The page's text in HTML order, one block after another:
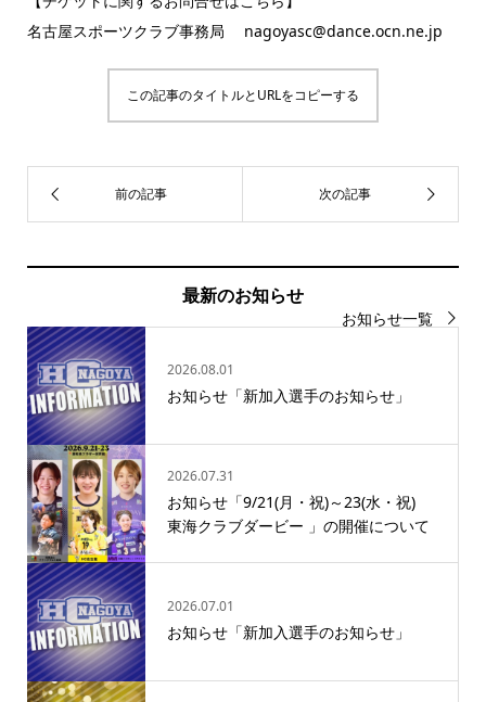
名古屋スポーツクラブ事務局 nagoyasc@dance.ocn.ne.jp
この記事のタイトルとURLをコピーする
最新のお知らせ
お知らせ一覧
2026.08.01
お知らせ「新加入選手のお知らせ」
2026.07.31
お知らせ「9/21(月・祝)～23(水・祝)
東海クラブダービー 」の開催について
2026.07.01
お知らせ「新加入選手のお知らせ」